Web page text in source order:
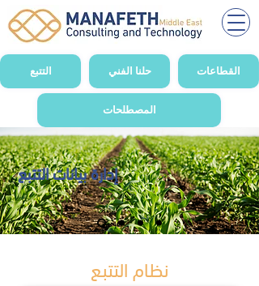
التتبع حلنا الفني القطاعات
المصطلحات
إدارة بيانات التتبع
نظام التتبع